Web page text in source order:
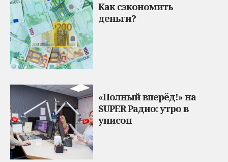
Как сэкономить
деньги?
«Полный вперёд!» на
SUPER Радио: утро в
унисон